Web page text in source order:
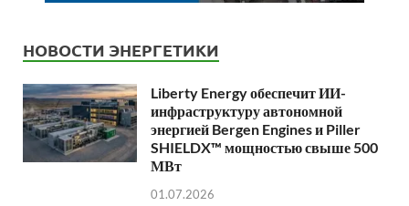
НОВОСТИ ЭНЕРГЕТИКИ
Liberty Energy обеспечит ИИ-
инфраструктуру автономной
энергией Bergen Engines и Piller
SHIELDX™ мощностью свыше 500
МВт
01.07.2026